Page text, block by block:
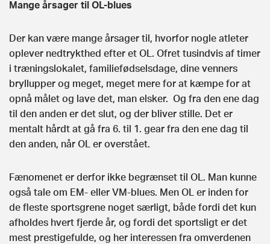
Mange årsager til OL-blues
Der kan være mange årsager til, hvorfor nogle atleter
oplever nedtrykthed efter et OL. Ofret tusindvis af timer
i træningslokalet, familiefødselsdage, dine venners
bryllupper og meget, meget mere for at kæmpe for at
opnå målet og lave det, man elsker. Og fra den ene dag
til den anden er det slut, og der bliver stille. Det er
mentalt hårdt at gå fra 6. til 1. gear fra den ene dag til
den anden, når OL er overstået.
Fænomenet er derfor ikke begrænset til OL. Man kunne
også tale om EM- eller VM-blues. Men OL er inden for
de fleste sportsgrene noget særligt, både fordi det kun
afholdes hvert fjerde år, og fordi det sportsligt er det
mest prestigefulde, og her interessen fra omverdenen